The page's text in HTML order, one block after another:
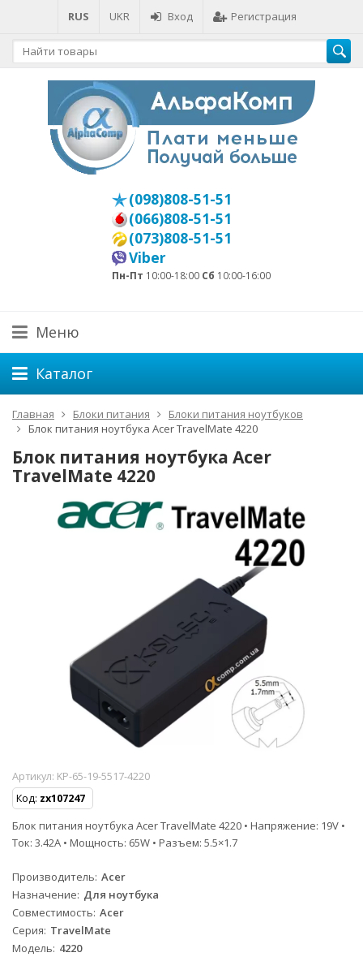
RUS UKR Вход Регистрация
(098)808-51-51
(066)808-51-51
(073)808-51-51
Viber
Пн-Пт 10:00-18:00 Сб 10:00-16:00
Меню
Каталог
Главная Блоки питания
Блоки питания ноутбуков
Блок питания ноутбука Acer TravelMate 4220
Блок питания ноутбука Acer
TravelMate 4220
Артикул: KP-65-19-5517-4220
Код: zx107247
Блок питания ноутбука Acer TravelMate 4220 • Напряжение: 19V •
Ток: 3.42A • Мощность: 65W • Разъем: 5.5×1.7
Производитель Acer
Назначение Для ноутбука
Совместимость Acer
Серия TravelMate
Модель 4220